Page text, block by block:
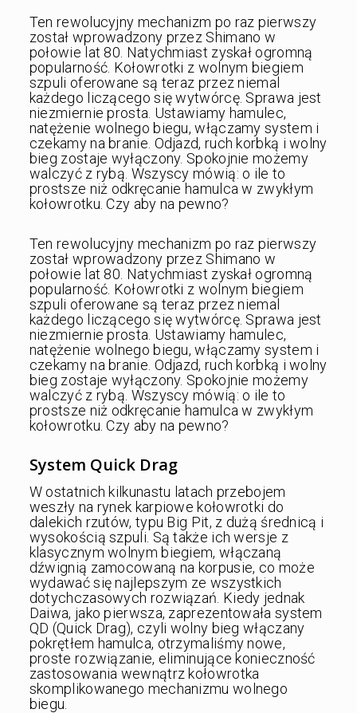
Ten rewolucyjny mechanizm po raz pierwszy
został wprowadzony przez Shimano w
połowie lat 80. Natychmiast zyskał ogromną
popularność. Kołowrotki z wolnym biegiem
szpuli oferowane są teraz przez niemal
każdego liczącego się wytwórcę. Sprawa jest
niezmiernie prosta. Ustawiamy hamulec,
natężenie wolnego biegu, włączamy system i
czekamy na branie. Odjazd, ruch korbką i wolny
bieg zostaje wyłączony. Spokojnie możemy
walczyć z rybą. Wszyscy mówią: o ile to
prostsze niż odkręcanie hamulca w zwykłym
kołowrotku. Czy aby na pewno?
Ten rewolucyjny mechanizm po raz pierwszy
został wprowadzony przez Shimano w
połowie lat 80. Natychmiast zyskał ogromną
popularność. Kołowrotki z wolnym biegiem
szpuli oferowane są teraz przez niemal
każdego liczącego się wytwórcę. Sprawa jest
niezmiernie prosta. Ustawiamy hamulec,
natężenie wolnego biegu, włączamy system i
czekamy na branie. Odjazd, ruch korbką i wolny
bieg zostaje wyłączony. Spokojnie możemy
walczyć z rybą. Wszyscy mówią: o ile to
prostsze niż odkręcanie hamulca w zwykłym
kołowrotku. Czy aby na pewno?
System Quick Drag
W ostatnich kilkunastu latach przebojem
weszły na rynek karpiowe kołowrotki do
dalekich rzutów, typu Big Pit, z dużą średnicą i
wysokością szpuli. Są także ich wersje z
klasycznym wolnym biegiem, włączaną
dźwignią zamocowaną na korpusie, co może
wydawać się najlepszym ze wszystkich
dotychczasowych rozwiązań. Kiedy jednak
Daiwa, jako pierwsza, zaprezentowała system
QD (Quick Drag), czyli wolny bieg włączany
pokrętłem hamulca, otrzymaliśmy nowe,
proste rozwiązanie, eliminujące konieczność
zastosowania wewnątrz kołowrotka
skomplikowanego mechanizmu wolnego
biegu.